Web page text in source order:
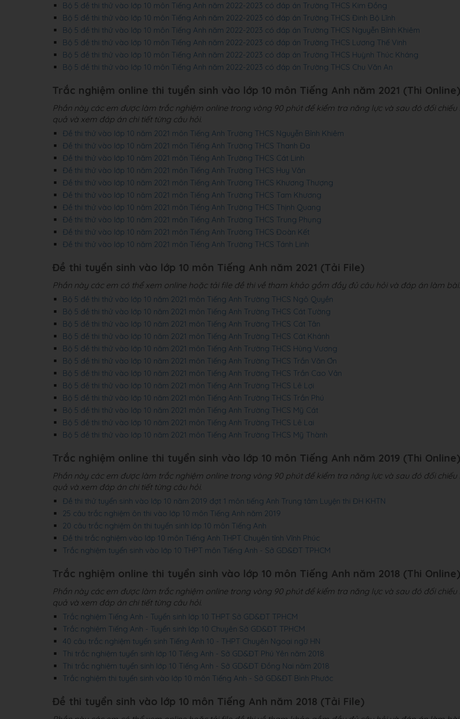
Bộ 5 đề thi thử vào lớp 10 môn Tiếng Anh năm 2022-2023 có đáp án Trường THCS Kim Đồng
Bộ 5 đề thi thử vào lớp 10 môn Tiếng Anh năm 2022-2023 có đáp án Trường THCS Đinh Bộ Lĩnh
Bộ 5 đề thi thử vào lớp 10 môn Tiếng Anh năm 2022-2023 có đáp án Trường THCS Nguyễn Bỉnh Khiêm
Bộ 5 đề thi thử vào lớp 10 môn Tiếng Anh năm 2022-2023 có đáp án Trường THCS Lương Thế Vinh
Bộ 5 đề thi thử vào lớp 10 môn Tiếng Anh năm 2022-2023 có đáp án Trường THCS Huỳnh Thúc Kháng
Bộ 5 đề thi thử vào lớp 10 môn Tiếng Anh năm 2022-2023 có đáp án Trường THCS Chu Văn An
Trắc nghiệm online thi tuyển sinh vào lớp 10 môn Tiếng Anh năm 2021 (Thi Online)
Phần này các em được làm trắc nghiệm online trong vòng 90 phút để kiểm tra năng lực và sau đó đối chiếu
quả và xem đáp án chi tiết từng câu hỏi.
Đề thi thử vào lớp 10 năm 2021 môn Tiếng Anh Trường THCS Nguyễn Bỉnh Khiêm
Đề thi thử vào lớp 10 năm 2021 môn Tiếng Anh Trường THCS Thanh Đa
Đề thi thử vào lớp 10 năm 2021 môn Tiếng Anh Trường THCS Cát Linh
Đề thi thử vào lớp 10 năm 2021 môn Tiếng Anh Trường THCS Huy Văn
Đề thi thử vào lớp 10 năm 2021 môn Tiếng Anh Trường THCS Khương Thượng
Đề thi thử vào lớp 10 năm 2021 môn Tiếng Anh Trường THCS Tam Khương
Đề thi thử vào lớp 10 năm 2021 môn Tiếng Anh Trường THCS Thịnh Quang
Đề thi thử vào lớp 10 năm 2021 môn Tiếng Anh Trường THCS Trung Phụng
Đề thi thử vào lớp 10 năm 2021 môn Tiếng Anh Trường THCS Đoàn Kết
Đề thi thử vào lớp 10 năm 2021 môn Tiếng Anh Trường THCS Tánh Linh
Đề thi tuyển sinh vào lớp 10 môn Tiếng Anh năm 2021 (Tải File)
Phần này các em có thể xem online hoặc tải file đề thi về tham khảo gồm đầy đủ câu hỏi và đáp án làm bài.
Bộ 5 đề thi thử vào lớp 10 năm 2021 môn Tiếng Anh Trường THCS Ngô Quyền
Bộ 5 đề thi thử vào lớp 10 năm 2021 môn Tiếng Anh Trường THCS Cát Tường
Bộ 5 đề thi thử vào lớp 10 năm 2021 môn Tiếng Anh Trường THCS Cát Tân
Bộ 5 đề thi thử vào lớp 10 năm 2021 môn Tiếng Anh Trường THCS Cát Khánh
Bộ 5 đề thi thử vào lớp 10 năm 2021 môn Tiếng Anh Trường THCS Hùng Vương
Bộ 5 đề thi thử vào lớp 10 năm 2021 môn Tiếng Anh Trường THCS Trần Văn Ơn
Bộ 5 đề thi thử vào lớp 10 năm 2021 môn Tiếng Anh Trường THCS Trần Cao Vân
Bộ 5 đề thi thử vào lớp 10 năm 2021 môn Tiếng Anh Trường THCS Lê Lợi
Bộ 5 đề thi thử vào lớp 10 năm 2021 môn Tiếng Anh Trường THCS Trần Phú
Bộ 5 đề thi thử vào lớp 10 năm 2021 môn Tiếng Anh Trường THCS Mỹ Cát
Bộ 5 đề thi thử vào lớp 10 năm 2021 môn Tiếng Anh Trường THCS Lê Lai
Bộ 5 đề thi thử vào lớp 10 năm 2021 môn Tiếng Anh Trường THCS Mỹ Thành
Trắc nghiệm online thi tuyển sinh vào lớp 10 môn Tiếng Anh năm 2019 (Thi Online)
Phần này các em được làm trắc nghiệm online trong vòng 90 phút để kiểm tra năng lực và sau đó đối chiếu
quả và xem đáp án chi tiết từng câu hỏi.
Đề thi thử tuyển sinh vào lớp 10 năm 2019 đợt 1 môn tiếng Anh Trung tâm Luyện thi ĐH KHTN
25 câu trắc nghiệm ôn thi vào lớp 10 môn Tiếng Anh năm 2019
20 câu trắc nghiệm ôn thi tuyển sinh lớp 10 môn Tiếng Anh
Đề thi trắc nghiệm vào lớp 10 môn Tiếng Anh THPT Chuyên tỉnh Vĩnh Phúc
Trắc nghiệm tuyển sinh vào lớp 10 THPT môn Tiếng Anh - Sở GD&ĐT TPHCM
Trắc nghiệm online thi tuyển sinh vào lớp 10 môn Tiếng Anh năm 2018 (Thi Online)
Phần này các em được làm trắc nghiệm online trong vòng 90 phút để kiểm tra năng lực và sau đó đối chiếu
quả và xem đáp án chi tiết từng câu hỏi.
Trắc nghiệm Tiếng Anh - Tuyển sinh lớp 10 THPT Sở GD&ĐT TPHCM
Trắc nghiệm Tiếng Anh - Tuyển sinh lớp 10 Chuyên Sở GD&ĐT TPHCM
40 câu trắc nghiệm tuyển sinh Tiếng Anh 10 - THPT Chuyên Ngoại ngữ HN
Thi trắc nghiệm tuyển sinh lớp 10 Tiếng Anh - Sở GD&ĐT Phú Yên năm 2018
Thi trắc nghiệm tuyển sinh lớp 10 Tiếng Anh - Sở GD&ĐT Đồng Nai năm 2018
Trắc nghiệm thi tuyển sinh vào lớp 10 môn Tiếng Anh - Sở GD&ĐT Bình Phước
Đề thi tuyển sinh vào lớp 10 môn Tiếng Anh năm 2018 (Tải File)